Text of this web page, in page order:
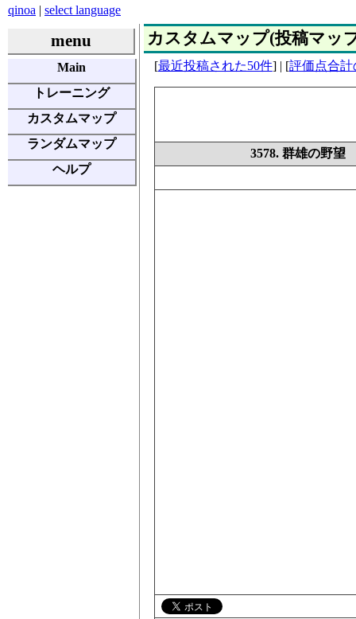
qinoa | select language
menu
Main
トレーニング
カスタムマップ
ランダムマップ
ヘルプ
カスタムマップ(投稿マッ
[最近投稿された50件] | [評価点合計
3578. 群雄の野望